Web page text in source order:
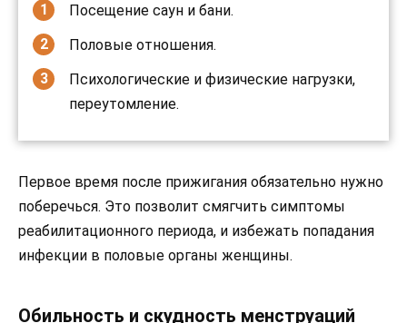
Посещение саун и бани.
Половые отношения.
Психологические и физические нагрузки,
переутомление.
Первое время после прижигания обязательно нужно
поберечься. Это позволит смягчить симптомы
реабилитационного периода, и избежать попадания
инфекции в половые органы женщины.
Обильность и скудность менструаций